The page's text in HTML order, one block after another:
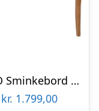
LILLO Sminkebord med spejl 105x35cm Salviegrøn
kr. 1.799,00